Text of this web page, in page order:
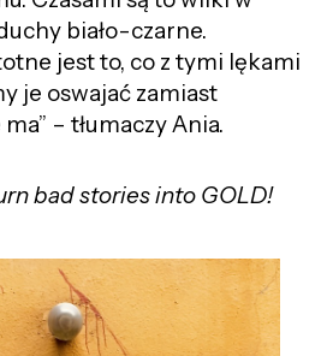
biało-czarne.
jest to, co z tymi lękami
je oswajać zamiast
– tłumaczy Ania.
bad stories into GOLD!